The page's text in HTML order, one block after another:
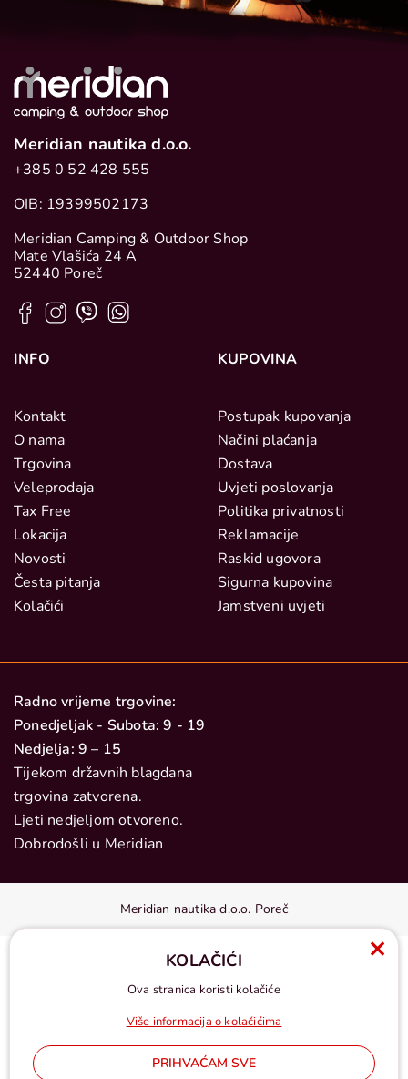
Meridian nautika d.o.o.
+385 0 52 428 555
OIB: 19399502173
Meridian Camping & Outdoor Shop
Mate Vlašića 24 A
52440 Poreč
INFO
Kontakt
O nama
Trgovina
Veleprodaja
Tax Free
Lokacija
Novosti
Česta pitanja
Kolačići
KUPOVINA
Postupak kupovanja
Načini plaćanja
Dostava
Uvjeti poslovanja
Politika privatnosti
Reklamacije
Raskid ugovora
Sigurna kupovina
Jamstveni uvjeti
Radno vrijeme trgovine:
Ponedjeljak - Subota: 9 - 19
Nedjelja: 9 – 15
Tijekom državnih blagdana
trgovina zatvorena.
Ljeti nedjeljom otvoreno.
Dobrodošli u Meridian
Meridian nautika d.o.o. Poreč
Cijene u eurima, pdv uključen
KOLAČIĆI
Ova stranica koristi kolačiće
Više informacija o kolačićima
PRIHVAĆAM SVE